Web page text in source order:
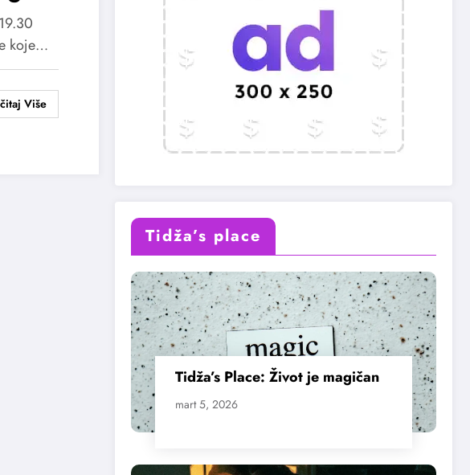
koje…
Tidža’s place
Tidža’s Place: Život je magičan
mart 5, 2026